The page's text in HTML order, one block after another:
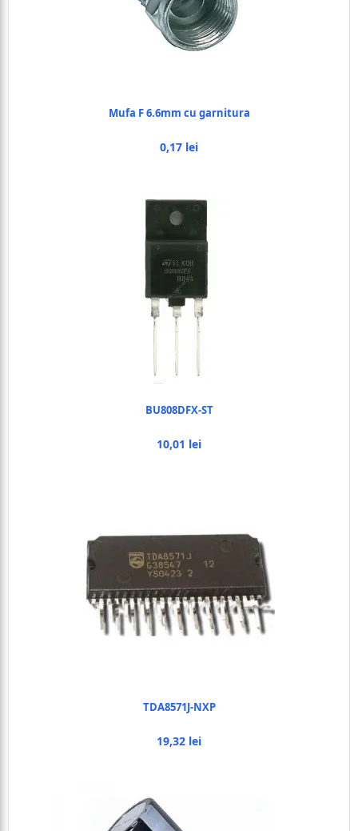
Mufa F 6.6mm cu garnitura
0,17 lei
BU808DFX-ST
10,01 lei
TDA8571J-NXP
19,32 lei